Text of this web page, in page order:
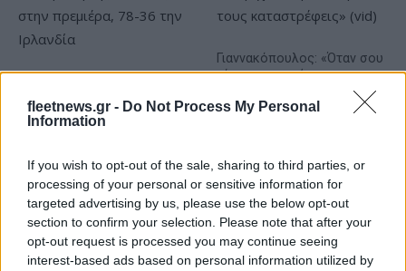
fleetnews.gr - Do Not Process My Personal
Information
If you wish to opt-out of the sale, sharing to third parties, or
processing of your personal or sensitive information for
targeted advertising by us, please use the below opt-out
section to confirm your selection. Please note that after your
opt-out request is processed you may continue seeing
interest-based ads based on personal information utilized by
Άνετη νίκη της Ελλάδας
στην πρεμιέρα, 78-36 την
Ιρλανδία
Γιαννακόπουλος: «Όταν σου
ρίχνουν μια πέτρα, τους
ΕΛΣΤΑΤ: Στο 3,4% υποχώρησε ο πληθωρισμός τον Ιούλιο